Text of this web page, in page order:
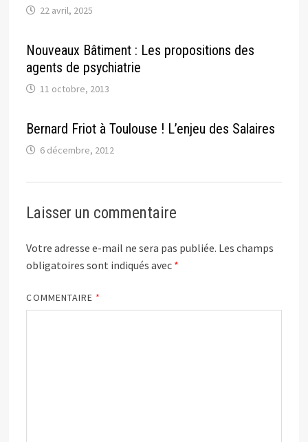
22 avril, 2025
Nouveaux Bâtiment : Les propositions des
agents de psychiatrie
11 octobre, 2013
Bernard Friot à Toulouse ! L’enjeu des Salaires
6 décembre, 2012
Laisser un commentaire
Votre adresse e-mail ne sera pas publiée. Les champs
obligatoires sont indiqués avec *
COMMENTAIRE *